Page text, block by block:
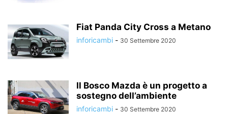
Fiat Panda City Cross a Metano
inforicambi - 30 Settembre 2020
Il Bosco Mazda è un progetto a
sostegno dell’ambiente
inforicambi - 30 Settembre 2020